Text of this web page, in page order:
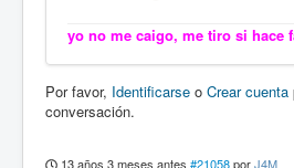
yo no me caigo, me tiro si hace
Por favor, Identificarse o Crear cuenta
conversación.
13 años 3 meses antes #21058porJ4M